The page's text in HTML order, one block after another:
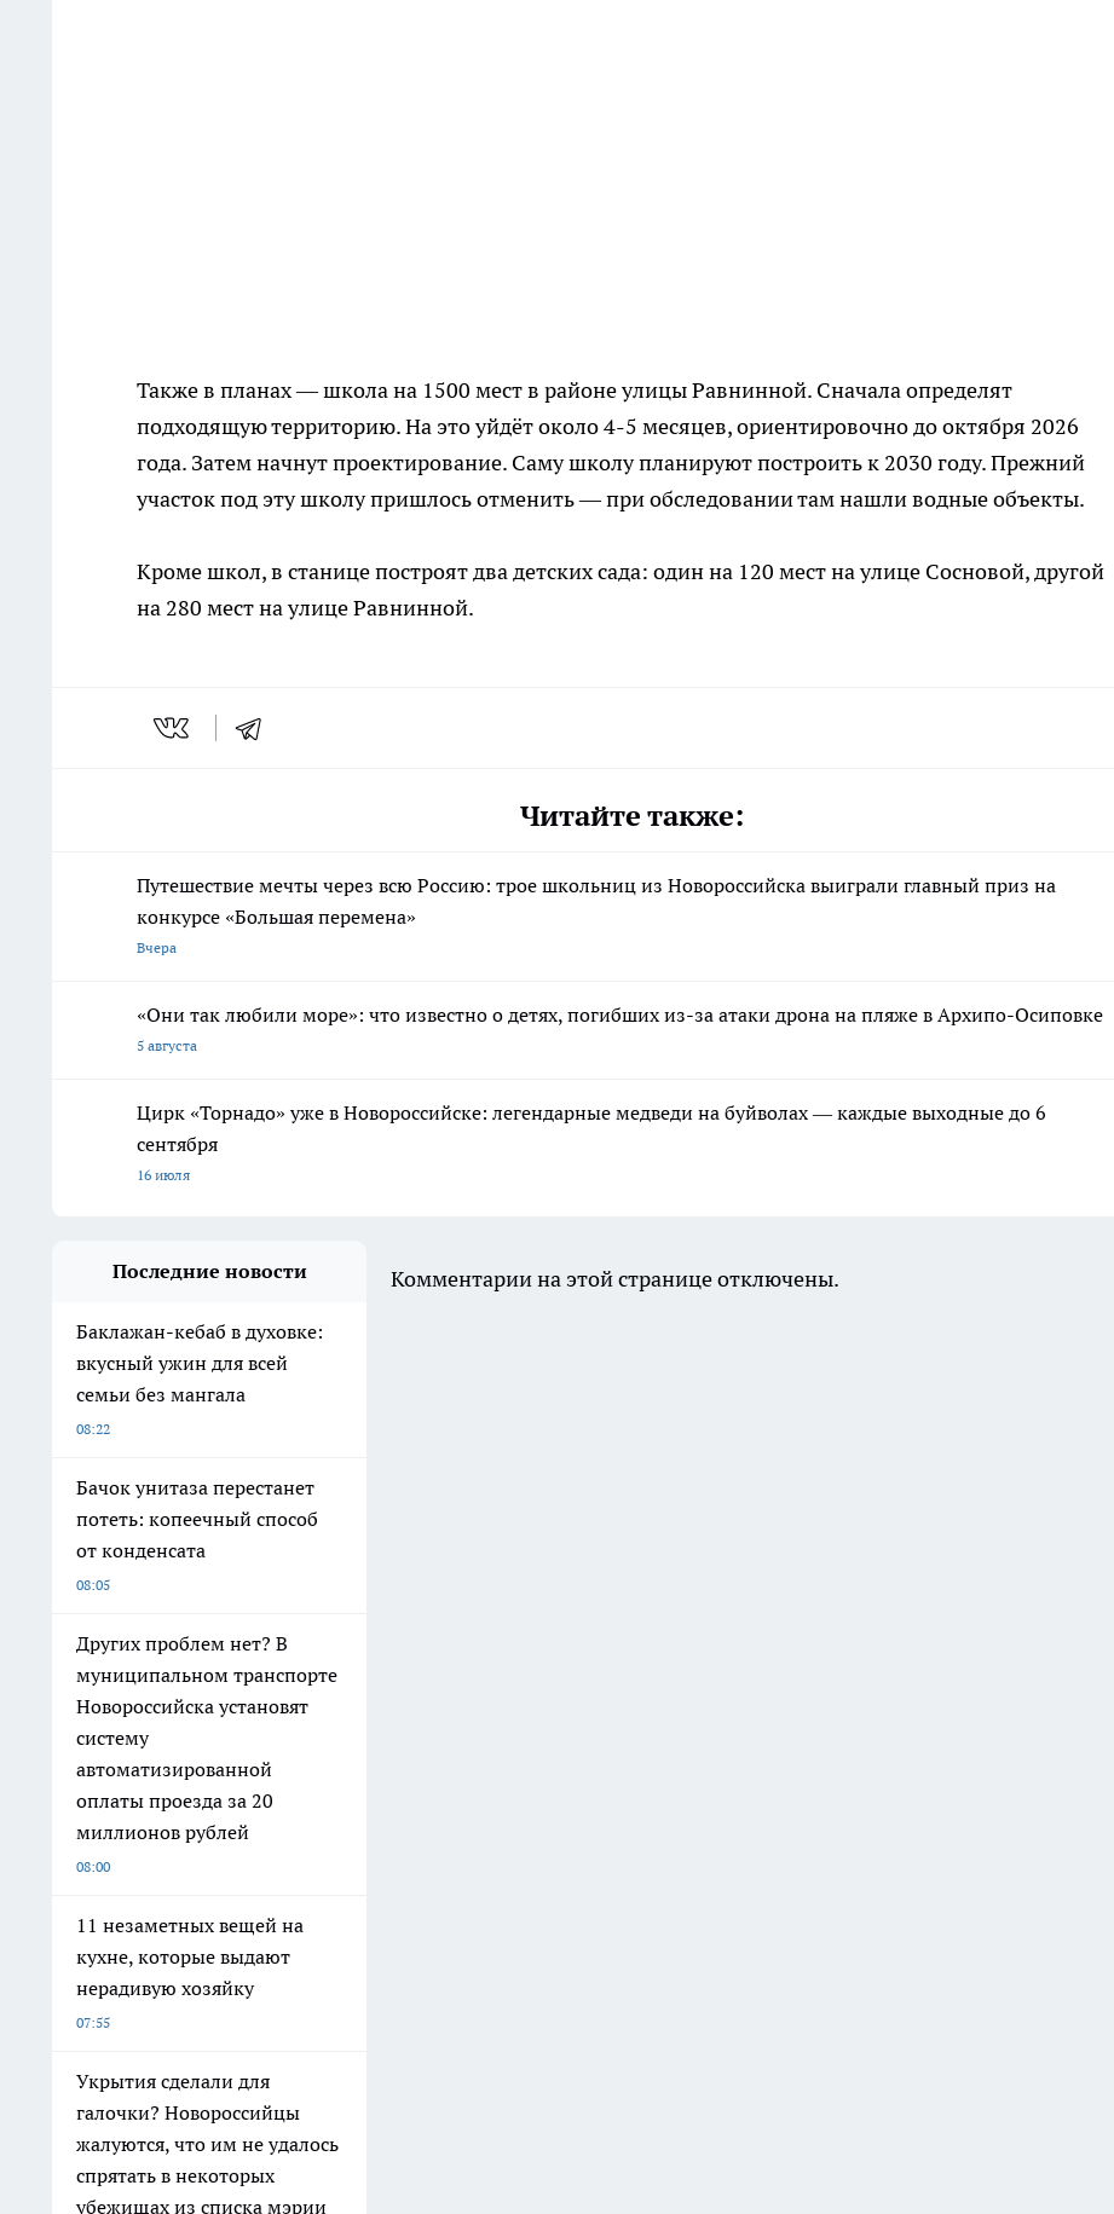
Также в планах — школа на 1500 мест в районе улицы Равнинной. Сначала определят
подходящую территорию. На это уйдёт около 4-5 месяцев, ориентировочно до октября 2026
года. Затем начнут проектирование. Саму школу планируют построить к 2030 году. Прежний
участок под эту школу пришлось отменить — при обследовании там нашли водные объекты.
Кроме школ, в станице построят два детских сада: один на 120 мест на улице Сосновой, другой
на 280 мест на улице Равнинной.
Читайте также:
Путешествие мечты через всю Россию: трое школьниц из Новороссийска выиграли главный приз на
конкурсе «Большая перемена»
Вчера
«Они так любили море»: что известно о детях, погибших из-за атаки дрона на пляже в Архипо-Осиповке
5 августа
Цирк «Торнадо» уже в Новороссийске: легендарные медведи на буйволах — каждые выходные до 6
сентября
16 июля
Последние новости
Баклажан-кебаб в духовке:
вкусный ужин для всей
семьи без мангала
08:22
Бачок унитаза перестанет
потеть: копеечный способ
от конденсата
08:05
Других проблем нет? В
муниципальном транспорте
Новороссийска установят
систему
автоматизированной
оплаты проезда за 20
миллионов рублей
08:00
11 незаметных вещей на
кухне, которые выдают
нерадивую хозяйку
07:55
Укрытия сделали для
галочки? Новороссийцы
жалуются, что им не удалось
спрятать в некоторых
убежищах из списка мэрии
Комментарии на этой странице отключены.